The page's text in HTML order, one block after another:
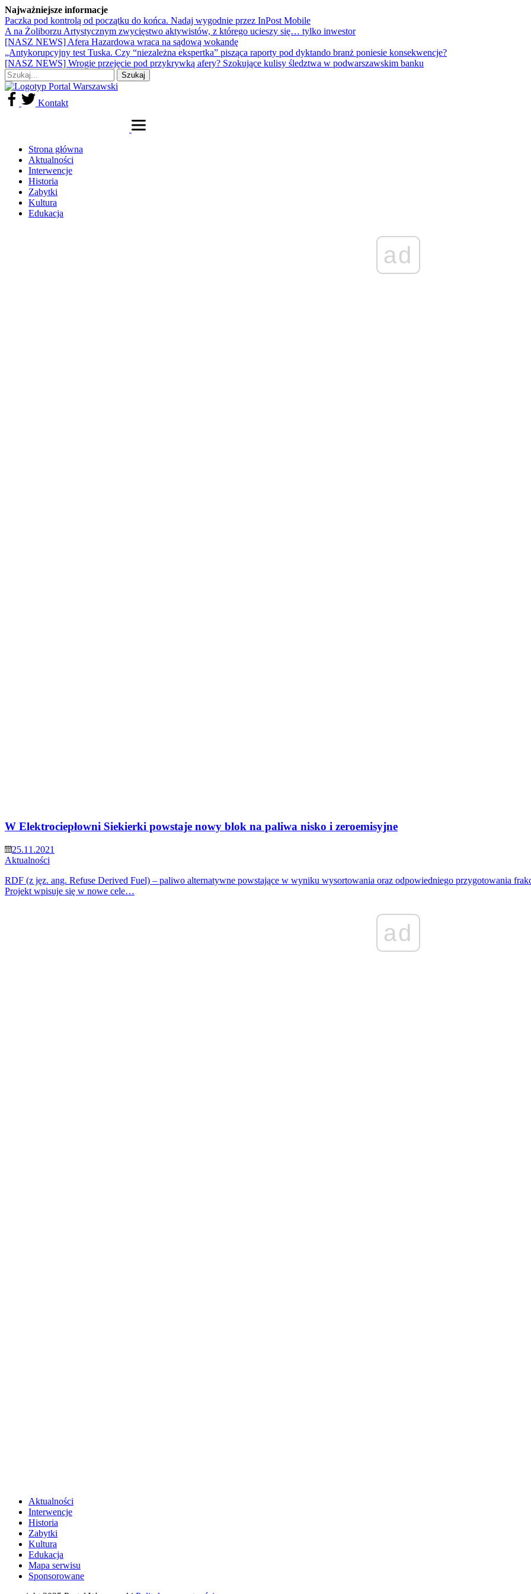
Najważniejsze informacje
Paczka pod kontrolą od początku do końca. Nadaj wygodnie przez InPost Mobile
A na Żoliborzu Artystycznym zwycięstwo aktywistów, z którego ucieszy się… tylko inwestor
[NASZ NEWS] Afera Hazardowa wraca na sądową wokandę
„Antykorupcyjny test Tuska. Czy “niezależna ekspertka” pisząca raporty pod dyktando branż poniesie konsekwencje?
[NASZ NEWS] Wrogie przejęcie pod przykrywką afery? Szokujące kulisy śledztwa w podwarszawskim banku
Kontakt
Strona główna
Aktualności
Interwencje
Historia
Zabytki
Kultura
Edukacja
ad
W Elektrociepłowni Siekierki powstaje nowy blok na paliwa nisko i zeroemisyjne
25.11.2021
Aktualności
RDF (z jęz. ang. Refuse Derived Fuel) – paliwo alternatywne powstające w wyniku wysortowania oraz odpowiedniego przygotowania
Projekt wpisuje się w nowe cele…
ad
Aktualności
Interwencje
Historia
Zabytki
Kultura
Edukacja
Mapa serwisu
Sponsorowane